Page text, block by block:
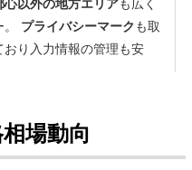
場動向